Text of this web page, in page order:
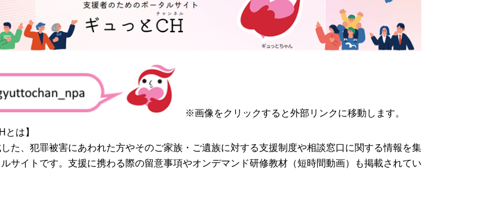
※画像をクリックすると外部リンクに移動します。
とは】
た、犯罪被害にあわれた方やそのご家族・ご遺族に対する支援制度や相談窓口に関する情報を集
サイトです。支援に携わる際の留意事項やオンデマンド研修教材（短時間動画）も掲載されてい